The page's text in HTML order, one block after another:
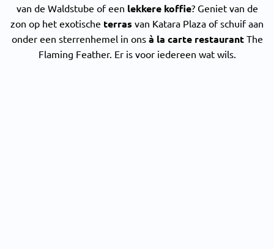
van de Waldstube of een lekkere koffie? Geniet van de
zon op het exotische terras van Katara Plaza of schuif aan
onder een sterrenhemel in ons à la carte restaurantThe
Flaming Feather. Er is voor iedereen wat wils.